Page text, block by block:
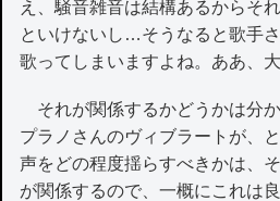
え、騒音雑音は結構あるからそ
といけないし…そうなると歌手
歌ってしまいますよね。ああ、大
それが関係するかどうかは分
プラノさんのヴィブラートが、
声をどの程度揺らすべきかは、
が関係するので、一概にこれは